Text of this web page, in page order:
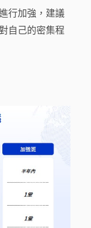
行加強，建議
自己的密集程